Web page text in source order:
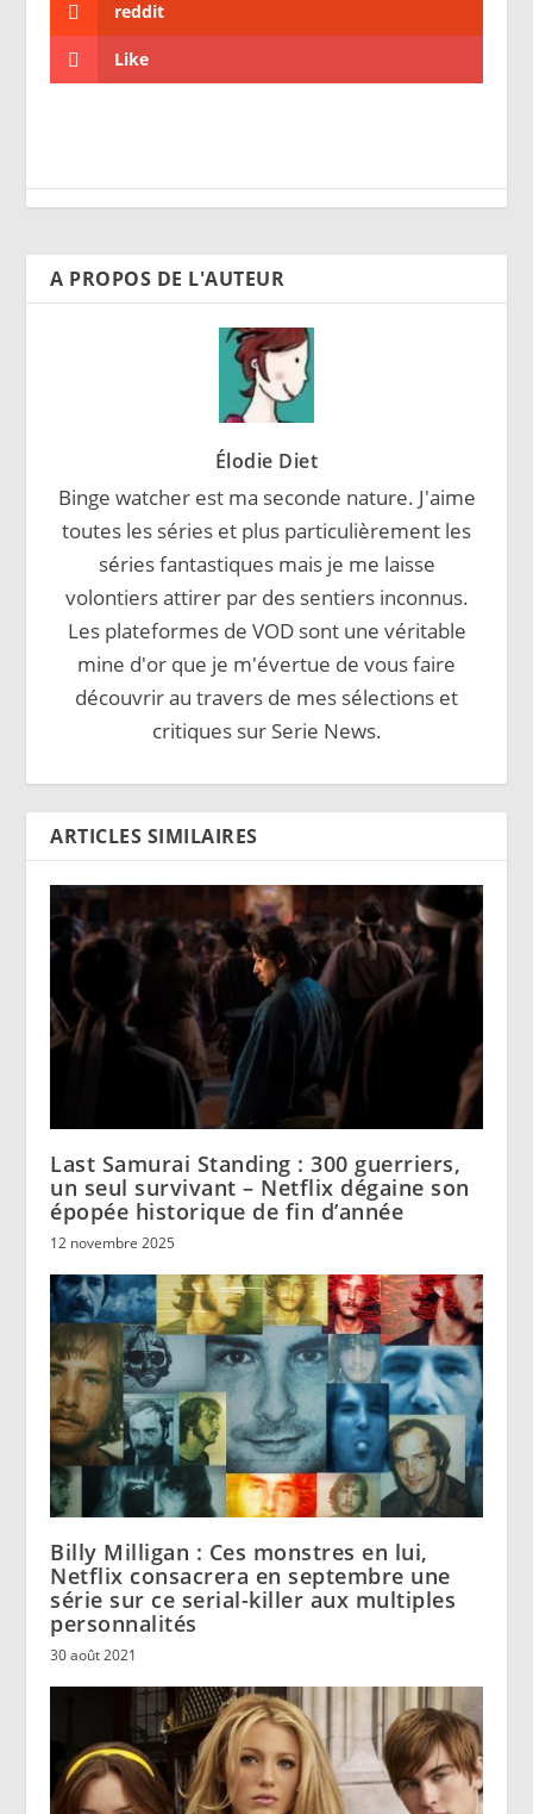
reddit
Like
A PROPOS DE L'AUTEUR
Élodie Diet
Binge watcher est ma seconde nature. J'aime
toutes les séries et plus particulièrement les
séries fantastiques mais je me laisse
volontiers attirer par des sentiers inconnus.
Les plateformes de VOD sont une véritable
mine d'or que je m'évertue de vous faire
découvrir au travers de mes sélections et
critiques sur Serie News.
ARTICLES SIMILAIRES
Last Samurai Standing : 300 guerriers,
un seul survivant – Netflix dégaine son
épopée historique de fin d’année
12 novembre 2025
Billy Milligan : Ces monstres en lui,
Netflix consacrera en septembre une
série sur ce serial-killer aux multiples
personnalités
30 août 2021